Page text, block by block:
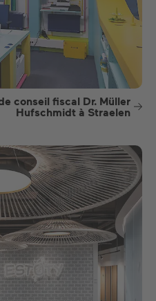
conseil fiscal Dr. Müller
Hufschmidt à Straelen